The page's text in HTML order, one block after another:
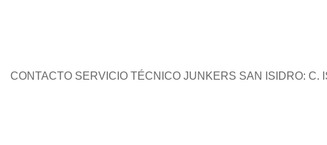
CONTACTO SERVICIO TÉCNICO JUNKERS SAN ISIDRO: